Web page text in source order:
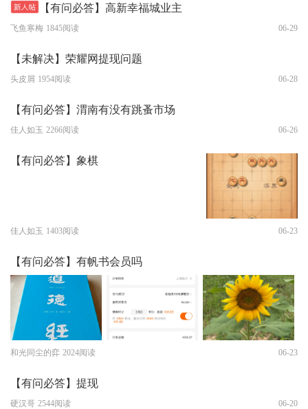
【有问必答】高新幸福城业主
飞鱼寒梅 1845阅读 06-29
【未解决】荣耀网提现问题
头皮屑 1954阅读 06-28
【有问必答】渭南有没有跳蚤市场
佳人如玉 2266阅读 06-26
【有问必答】象棋
佳人如玉 1403阅读 06-23
【有问必答】有帆书会员吗
和光同尘的弈 2024阅读 06-23
【有问必答】提现
硬汉哥 2544阅读 06-20